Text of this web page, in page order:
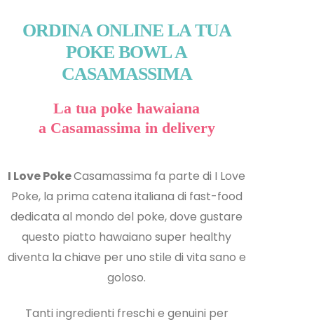
ORDINA ONLINE LA TUA
POKE BOWL A
CASAMASSIMA
La tua poke hawaiana
a Casamassima in delivery
I Love PokeCasamassima fa parte di I Love
Poke, la prima catena italiana di fast-food
dedicata al mondo del poke, dove gustare
questo piatto hawaiano super healthy
diventa la chiave per uno stile di vita sano e
goloso.
Tanti ingredienti freschi e genuini per